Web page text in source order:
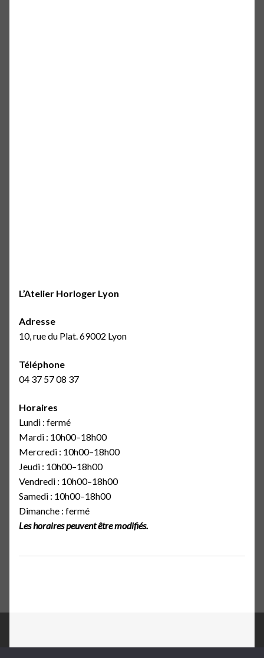
L’Atelier Horloger Lyon
Adresse
10, rue du Plat. 69002 Lyon
Téléphone
04 37 57 08 37
Horaires
Lundi : fermé
Mardi : 10h00–18h00
Mercredi : 10h00–18h00
Jeudi : 10h00–18h00
Vendredi : 10h00–18h00
Samedi : 10h00–18h00
Dimanche : fermé
Les horaires peuvent être modifiés.